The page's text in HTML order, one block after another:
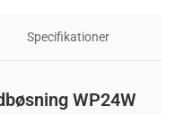
Specifikationer
WP24W